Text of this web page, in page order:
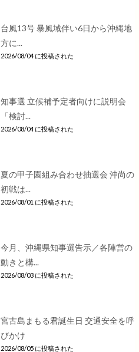
台風13号 暴風域伴い6日から沖縄地
方に...
2026/08/04 に投稿された
知事選 立候補予定者向けに説明会
「検討...
2026/08/04 に投稿された
夏の甲子園組み合わせ抽選会 沖尚の
初戦は...
2026/08/01 に投稿された
今月、沖縄県知事選告示／各陣営の
動きと構...
2026/08/03 に投稿された
宮古島まもる君誕生日 交通安全を呼
びかけ
2026/08/05 に投稿された